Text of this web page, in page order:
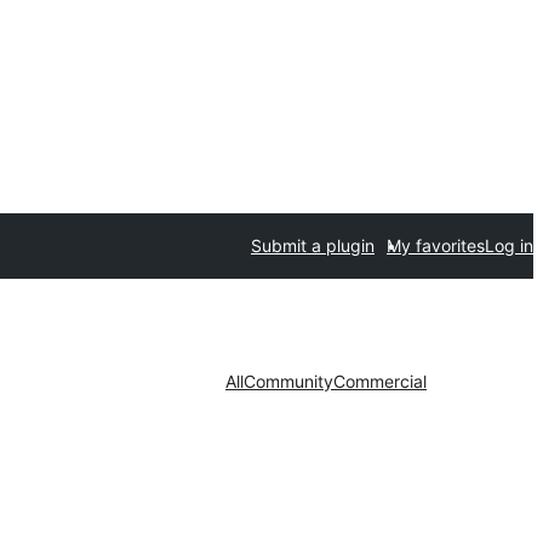
Submit a plugin My favoritesLog in
AllCommunityCommercial